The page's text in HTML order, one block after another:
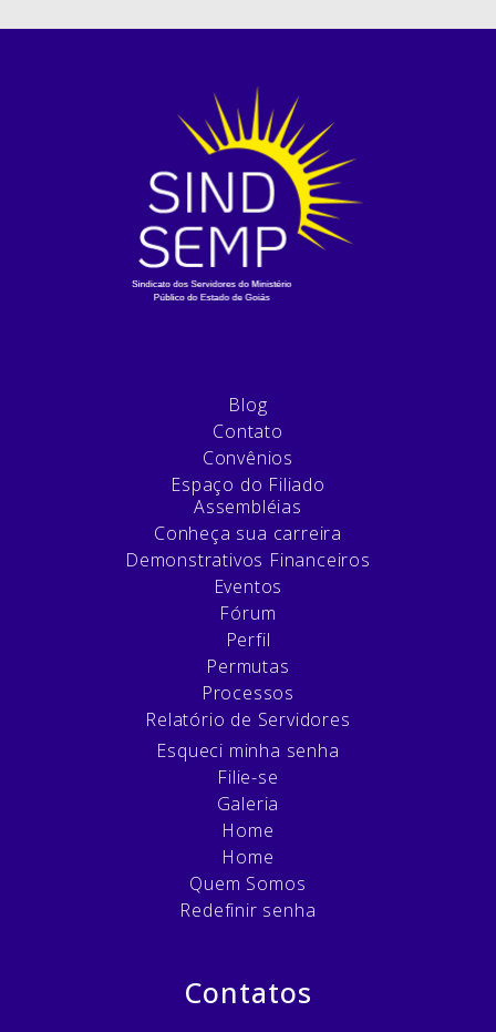
Blog
Contato
Convênios
Espaço do Filiado
Assembléias
Conheça sua carreira
Demonstrativos Financeiros
Eventos
Fórum
Perfil
Permutas
Processos
Relatório de Servidores
Esqueci minha senha
Filie-se
Galeria
Home
Home
Quem Somos
Redefinir senha
Contatos